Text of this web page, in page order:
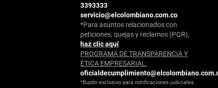
3393333
servicio@elcolombiano.com.co
*Para asuntos relacionados con
peticiones, quejas y reclamos (PQR),
haz clic aquí
PROGRAMA DE TRANSPARENCIA Y
ÉTICA EMPRESARIAL:
*Buzón exclusivo para notificaciones judiciales: